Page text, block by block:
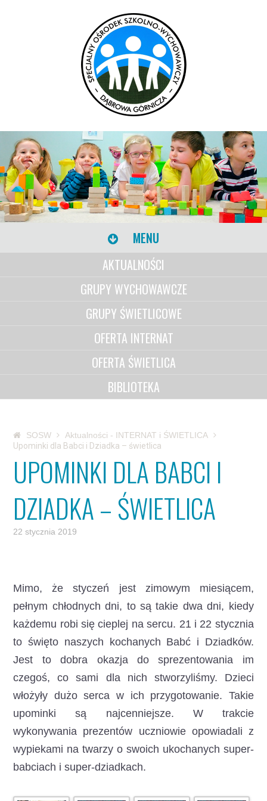
MENU
AKTUALNOŚCI
GRUPY WYCHOWAWCZE
GRUPY ŚWIETLICOWE
OFERTA INTERNAT
OFERTA ŚWIETLICA
BIBLIOTEKA
SOSW
Aktualności - INTERNAT i ŚWIETLICA
Upominki dla Babci i Dziadka – świetlica
UPOMINKI DLA BABCI I
DZIADKA – ŚWIETLICA
22 stycznia 2019
Mimo, że styczeń jest zimowym miesiącem,
pełnym chłodnych dni, to są takie dwa dni, kiedy
każdemu robi się cieplej na sercu. 21 i 22 stycznia
to święto naszych kochanych Babć i Dziadków.
Jest to dobra okazja do sprezentowania im
czegoś, co sami dla nich stworzyliśmy. Dzieci
włożyły dużo serca w ich przygotowanie. Takie
upominki są najcenniejsze. W trakcie
wykonywania prezentów uczniowie opowiadali z
wypiekami na twarzy o swoich ukochanych super-
babciach i super-dziadkach.